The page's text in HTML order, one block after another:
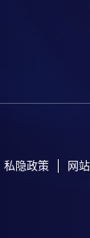
私隐政策 网